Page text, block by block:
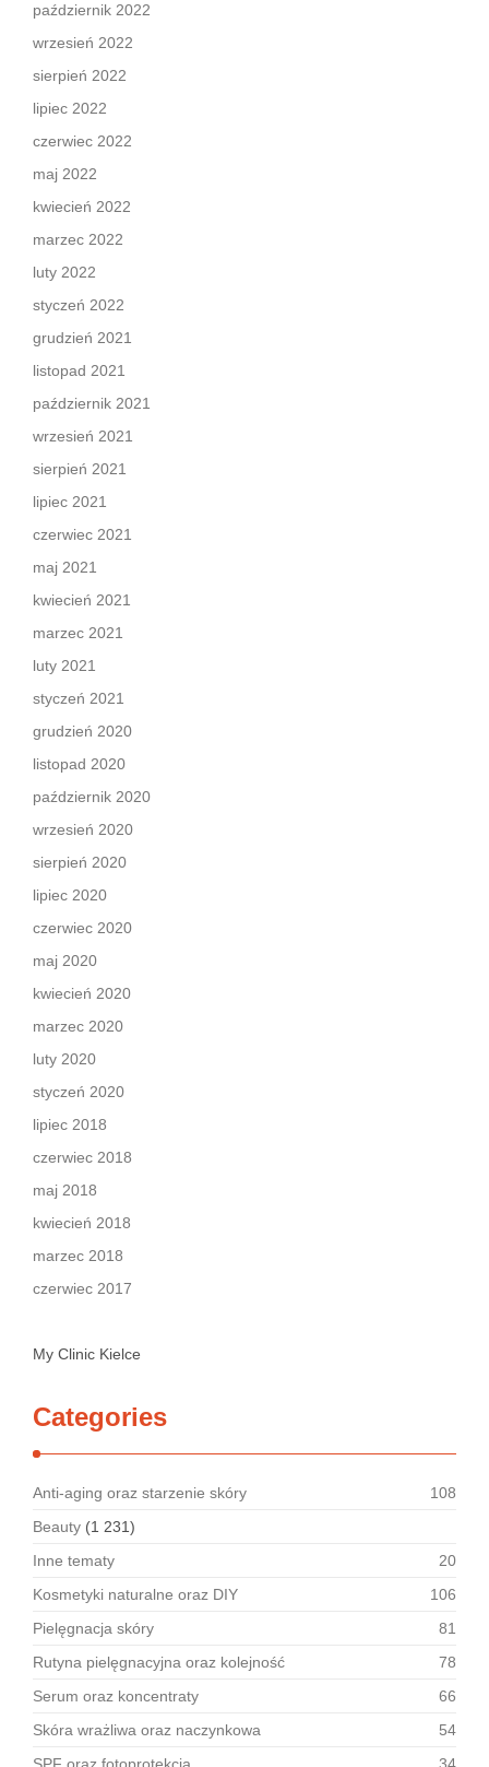
październik 2022
wrzesień 2022
sierpień 2022
lipiec 2022
czerwiec 2022
maj 2022
kwiecień 2022
marzec 2022
luty 2022
styczeń 2022
grudzień 2021
listopad 2021
październik 2021
wrzesień 2021
sierpień 2021
lipiec 2021
czerwiec 2021
maj 2021
kwiecień 2021
marzec 2021
luty 2021
styczeń 2021
grudzień 2020
listopad 2020
październik 2020
wrzesień 2020
sierpień 2020
lipiec 2020
czerwiec 2020
maj 2020
kwiecień 2020
marzec 2020
luty 2020
styczeń 2020
lipiec 2018
czerwiec 2018
maj 2018
kwiecień 2018
marzec 2018
czerwiec 2017
My Clinic Kielce
Categories
Anti-aging oraz starzenie skóry
108
Beauty (1 231)
Inne tematy
20
Kosmetyki naturalne oraz DIY
106
Pielęgnacja skóry
81
Rutyna pielęgnacyjna oraz kolejność
78
Serum oraz koncentraty
66
Skóra wrażliwa oraz naczynkowa
54